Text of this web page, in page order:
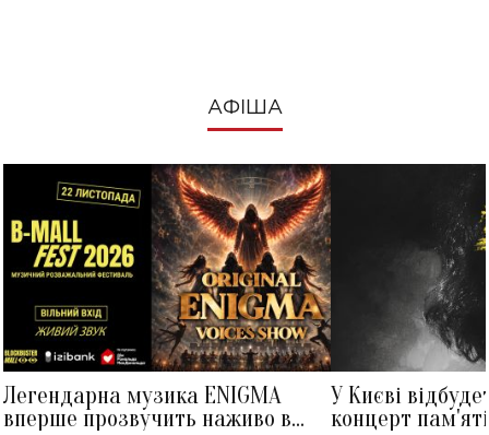
АФІША
Легендарна музика ENIGMA
вперше прозвучить наживо в
У Києві
концерт